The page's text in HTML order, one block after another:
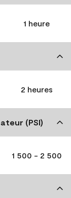
1 heure
2 heures
(PSI)
1 500 - 2 500